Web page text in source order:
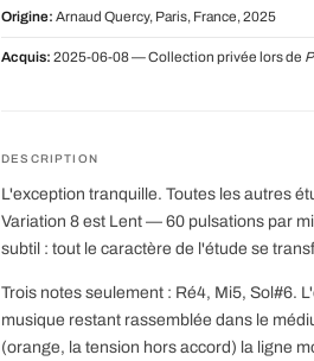
Origine: Arnaud Quercy, Paris, France, 2025
Acquis: 2025-06-08 — Collection privée lors de
DESCRIPTION
L'exception tranquille. Toutes les autres
Variation 8 est Lent — 60 pulsations par
subtil : tout le caractère de l'étude se
Trois notes seulement : Ré4, Mi5, Sol#6.
musique restant rassemblée dans le
(orange, la tension hors accord) la ligne